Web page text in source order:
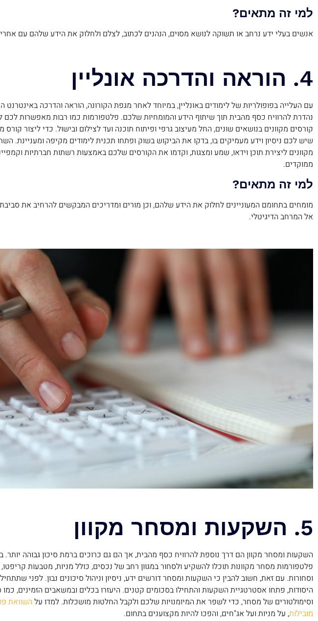
למי זה מתאים?
אנשים בעלי ידע נרחב או תשוקה לנושא מסוים, הנהנים לכתוב, לצלם ולחלוק את הידע שלהם עם
4. הוראה והדרכה אונליין
עם העלייה בפופולריות של לימודים באונליין, במיוחד לאחר מגפת הקורונה, הוראה והדרכה באינטרנט
נהדרת להרוויח כסף מהבית תוך שיתוף הידע והמומחיות שלכם. פלטפורמות כמו רבות מאפשרות לכם
קורסים מקוונים בנושאים שונים, החל מעיצוב גרפי ופיתוח תוכנה ועד לצילום ובישול. כדי ליצור קורס
שיש לכם ניסיון וידע מעמיקים בו, בדקו את הביקוש בשוק ופתחו תכנית לימודים מקיפה ומעניינת.
מקוונים ליצירת תוכן וידאו, שמע ומצגות, וקדמו את הקורסים שלכם באמצעות רשתות חברתיות
ממוקדים.
למי זה מתאים?
מומחים בתחומם המעוניינים לחלוק את הידע שלהם, וכן מורים ומדריכים המבקשים להרחיב את
אל המרחב הדיגיטלי.
5. השקעות ומסחר מקוון
השקעות ומסחר מקוון הם דרך נוספת להרוויח כסף מהבית, אך הם גם כרוכים ברמת סיכון גבוהה יותר.
פלטפורמות מסחר מקוונות תוכלו להשקיע ולסחור במגוון רחב של נכסים, כולל מניות, מטבעות
וסחורות. עם זאת, חשוב להבין כי השקעות ומסחר דורשים ידע, ניסיון וניהול סיכונים נבון. לפני
היסודות, פתחו אסטרטגיית השקעות והתחילו בסכומים קטנים. היעזרו בכלים ובמשאבים הזמינים, כמו
וסימולטורים של מסחר, כדי לשפר את המיומנויות שלכם ולקבל החלטות מושכלות. למדו על השוואת
מובילות, על מניות ועל אג"חים, והפכו להיות מקצוענים בתחום.